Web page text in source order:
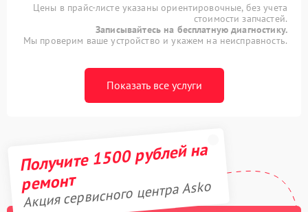
Цены в прайс-листе указаны ориентировочные, без учета
стоимости запчастей.
Записывайтесь на бесплатную диагностику.
Мы проверим ваше устройство и укажем на неисправность.
Показать все услуги
Получите 1500 рублей на
ремонт
Акция сервисного центра Asko